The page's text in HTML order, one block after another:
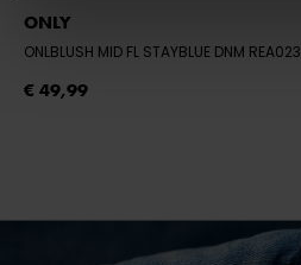
ONLY
ONLBLUSH MID FL STAYBLUE DNM REA023
€ 49,99